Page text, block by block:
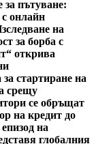
пътуване:
онлайн
на
за борба с
открива
стартиране на
срещу
се обръщат
на кредит до
на
глобалния